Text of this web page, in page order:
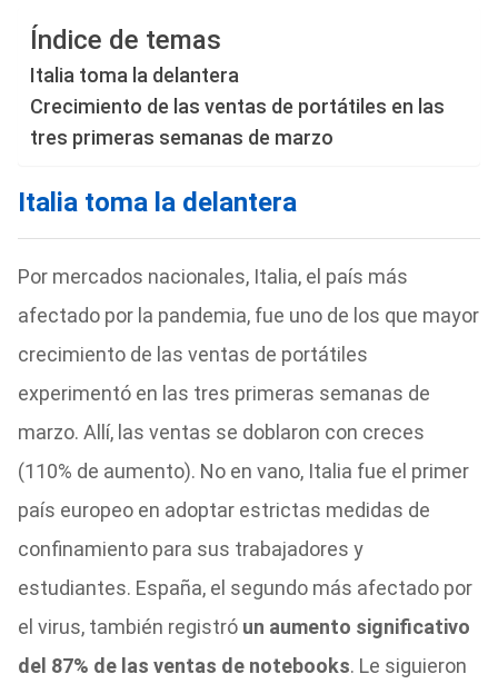
Índice de temas
Italia toma la delantera
Crecimiento de las ventas de portátiles en las
tres primeras semanas de marzo
Italia toma la delantera
Por mercados nacionales, Italia, el país más
afectado por la pandemia, fue uno de los que mayor
crecimiento de las ventas de portátiles
experimentó en las tres primeras semanas de
marzo. Allí, las ventas se doblaron con creces
(110% de aumento). No en vano, Italia fue el primer
país europeo en adoptar estrictas medidas de
confinamiento para sus trabajadores y
estudiantes. España, el segundo más afectado por
el virus, también registró un aumento significativo
del 87% de las ventas de notebooks. Le siguieron